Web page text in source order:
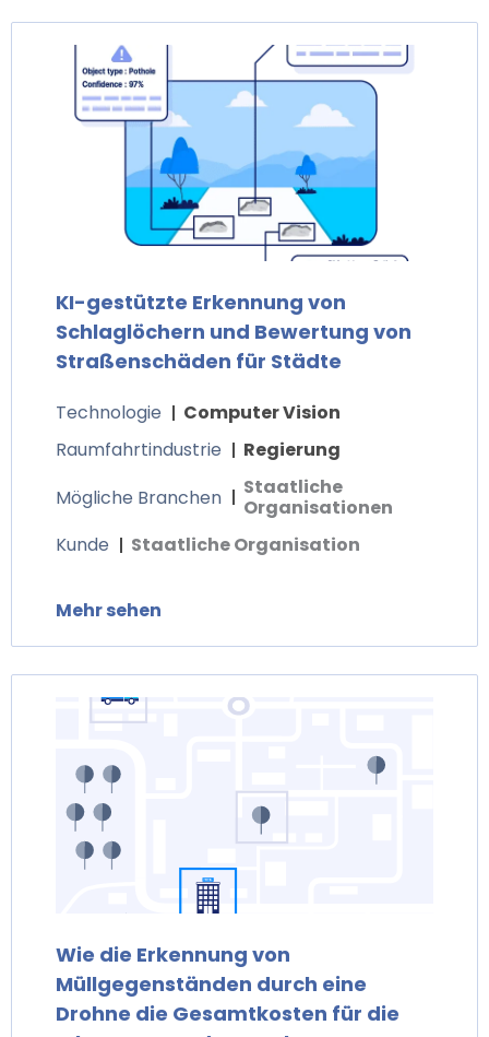
KI-gestützte Erkennung von
Schlaglöchern und Bewertung von
Straßenschäden für Städte
Technologie
Computer Vision
Raumfahrtindustrie
Regierung
Mögliche Branchen
Staatliche
Organisationen
Kunde
Staatliche Organisation
Mehr sehen
Wie die Erkennung von
Müllgegenständen durch eine
Drohne die Gesamtkosten für die